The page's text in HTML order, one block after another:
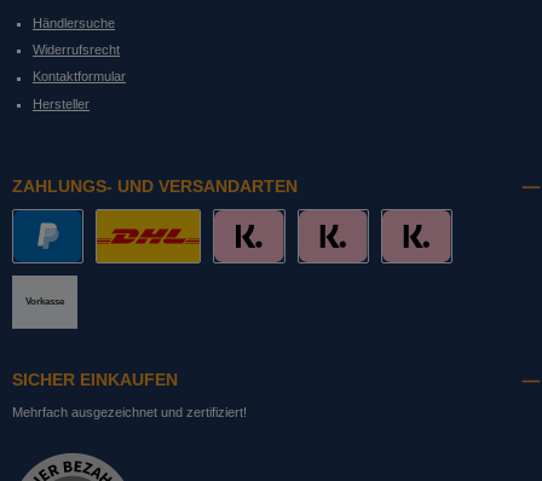
Händlersuche
Widerrufsrecht
Kontaktformular
Hersteller
ZAHLUNGS- UND VERSANDARTEN
Vorkasse
SICHER EINKAUFEN
Mehrfach ausgezeichnet und zertifiziert!